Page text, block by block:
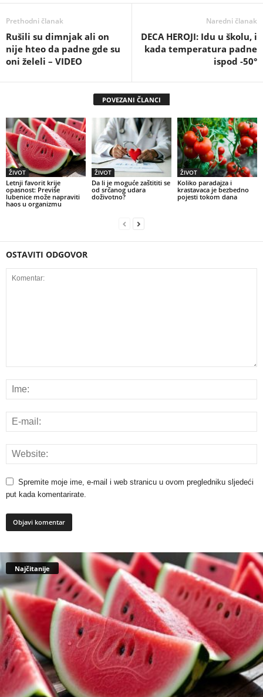
Prethodni članak
Rušili su dimnjak ali on
nije hteo da padne gde su
oni želeli – VIDEO
Naredni članak
DECA HEROJI: Idu u školu, i
kada temperatura padne
ispod -50°
POVEZANI ČLANCI
ŽIVOT
Letnji favorit krije
opasnost: Previše
lubenice može napraviti
haos u organizmu
ŽIVOT
Da li je moguće zaštititi se
od srčanog udara
doživotno?
ŽIVOT
Koliko paradajza i
krastavaca je bezbedno
pojesti tokom dana
OSTAVITI ODGOVOR
Spremite moje ime, e-mail i web stranicu u ovom pregledniku sljedeći
put kada komentarirate.
Najčitanije